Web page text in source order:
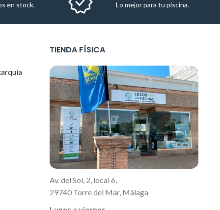
en stock. Lo mejor para tu piscina.
TIENDA FÍSICA
Av. del Sol, 2, local 6,
29740 Torre del Mar, Málaga